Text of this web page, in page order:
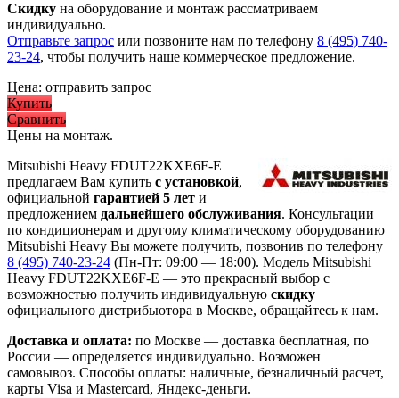
Скидку на оборудование и монтаж рассматриваем
индивидуально.
Отправьте запрос или позвоните нам по телефону 8 (495) 740-
23-24, чтобы получить наше коммерческое предложение.
Цена: отправить запрос
Купить
Сравнить
Цены на монтаж.
Mitsubishi Heavy FDUT22KXE6F-E
предлагаем Вам купить с установкой,
официальной гарантией 5 лет и
предложением дальнейшего обслуживания. Консультации
по кондиционерам и другому климатическому оборудованию
Mitsubishi Heavy Вы можете получить, позвонив по телефону
8 (495) 740-23-24 (Пн-Пт: 09:00 — 18:00). Модель Mitsubishi
Heavy FDUT22KXE6F-E — это прекрасный выбор с
возможностью получить индивидуальную скидку
официального дистрибьютора в Москве, обращайтесь к нам.
Доставка и оплата: по Москве — доставка бесплатная, по
России — определяется индивидуально. Возможен
самовывоз. Способы оплаты: наличные, безналичный расчет,
карты Visa и Mastercard, Яндекс-деньги.